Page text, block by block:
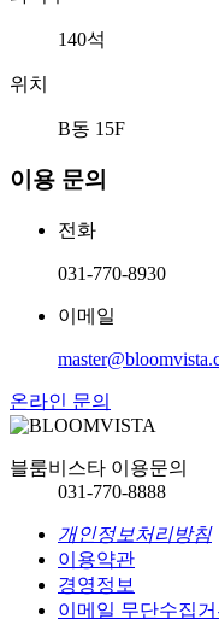
140석
위치
B동 15F
이용 문의
전화
031-770-8930
이메일
온라인 문의
블룸비스타 이용문의
031-770-8888
개인정보처리방침
이용약관
경영정보
이메일 무단수집